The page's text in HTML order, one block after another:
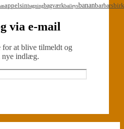
appelsinbagningbagværkbaileysbananbarbars
via e-mail
for at blive tilmeldt og
nye indlæg.